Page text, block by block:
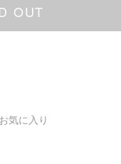
OUT
お気に入り